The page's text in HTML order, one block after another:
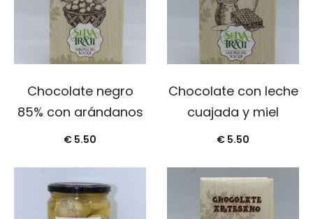
Chocolate negro
85% con arándanos
€ 5.50
Chocolate con leche
cuajada y miel
€ 5.50